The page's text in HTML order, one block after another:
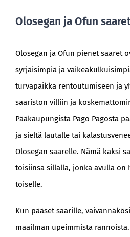
Olosegan ja Ofun
Olosegan ja Ofun pienet saaret
syrjäisimpiä ja
turvapaikka rentoutumiseen ja
saariston villiin ja
Pääkaupungista Pago Pagosta
ja sieltä lautalle tai
Olosegan saarelle. Nämä kaksi
toisiinsa sillalla, jonka avulla on
toiselle.
Kun pääset saarille,
maailman upeimmista